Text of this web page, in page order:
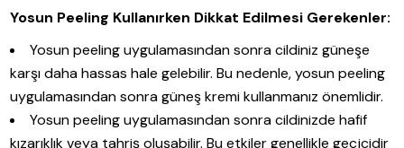
Yosun Peeling Kullanırken Dikkat Edilmesi Gerekenler:
Yosun peeling uygulamasından sonra cildiniz güneşe
karşı daha hassas hale gelebilir. Bu nedenle, yosun peeling
uygulamasından sonra güneş kremi kullanmanız önemlidir.
Yosun peeling uygulamasından sonra cildinizde hafif
kızarıklık veya tahriş oluşabilir. Bu etkiler genellikle geçicidir